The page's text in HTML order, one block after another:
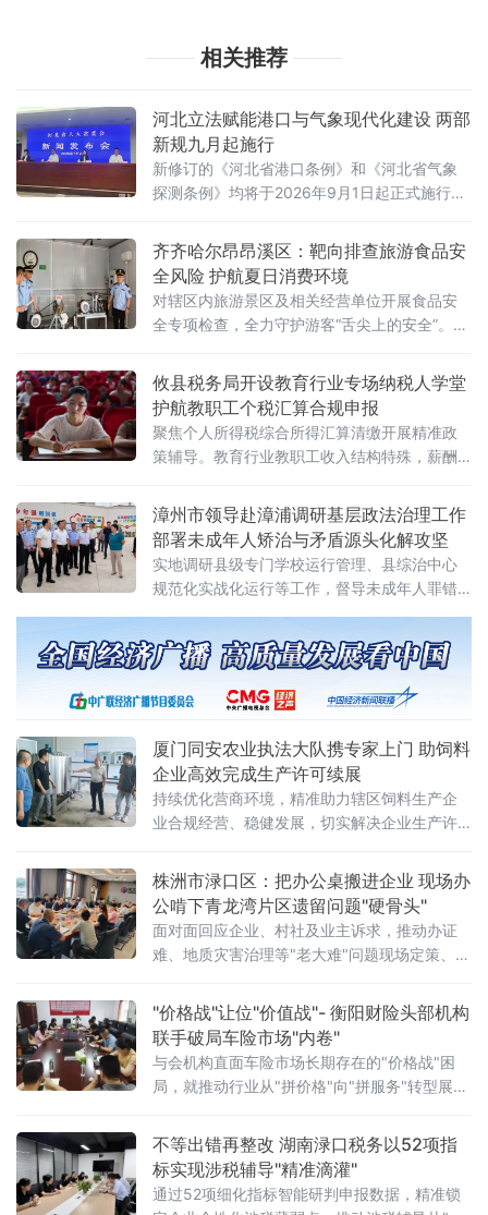
相关推荐
河北立法赋能港口与气象现代化建设 两部
新规九月起施行
新修订的《河北省港口条例》和《河北省气象
探测条例》均将于2026年9月1日起正式施行，
群建设、构建现代气象探测体系方面迈出关键
一步。港口是国民经济基础性、枢纽型设施。
此次修订的《河北省港口条例》共8章7
齐齐哈尔昂昂溪区：靶向排查旅游食品安
全风险 护航夏日消费环境
对辖区内旅游景区及相关经营单位开展食品安
全专项检查，全力守护游客“舌尖上的安全”。此
员深入各景点附近的大型商超、餐饮服务单位
及食品经营场所，围绕市场经营主体资质证
照、
攸县税务局开设教育行业专场纳税人学堂
护航教职工个税汇算合规申报
聚焦个人所得税综合所得汇算清缴开展精准政
策辅导。教育行业教职工收入结构特殊，薪酬
得，叠加子女教育、
漳州市领导赴漳浦调研基层政法治理工作
部署未成年人矫治与矛盾源头化解攻坚
实地调研县级专门学校运行管理、县综治中心
规范化实战化运行等工作，督导未成年人罪错
点工作，现场研判难点堵点、部署攻坚任务。
漳浦县委常委、政法委书记林伟华，县政府二
级调研员陈美慧分别陪同调研。市领导一行来
到漳浦县第十六中
厦门同安农业执法大队携专家上门 助饲料
企业高效完成生产许可续展
持续优化营商环境，精准助力辖区饲料生产企
业合规经营、稳健发展，切实解决企业生产许
期，针对辖区多家饲料企业的专项服务请求，
厦门市同安区农业综合执法大队主动靠前、精
准赋能，特邀省、市级评审专家和饲料行业资
深技术专家深入企业一线，开展饲料生产许可
证续展“一对一、手把手”专项帮扶指导工作，
株洲市渌口区：把办公桌搬进企业 现场办
公啃下青龙湾片区遗留问题"硬骨头"
面对面回应企业、村社及业主诉求，推动办证
难、地质灾害治理等"老大难"问题现场定策、逐
象石社区分别就片区项目办证、规划落地、安
置区配套、地质灾害治理等重难点问题进行汇
报，系统梳理蓝谷小镇、中央小镇、布拉庄
园、颐沁花
"价格战"让位"价值战"- 衡阳财险头部机构
联手破局车险市场"内卷"
与会机构直面车险市场长期存在的"价格战"困
局，就推动行业从"拼价格"向"拼服务"转型展开
险、提升服务质效等议题达成多项共识。作为
金融央企驻衡分支机构，中国人寿财产保险股
份有限公司衡阳中心支公司在会上明确表态：
坚决拥护
不等出错再整改 湖南渌口税务以52项指
标实现涉税辅导"精准滴灌"
通过52项细化指标智能研判申报数据，精准锁